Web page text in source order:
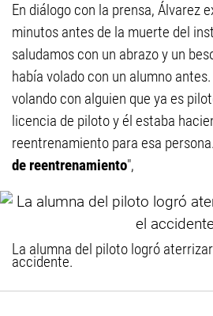
En diálogo con la prensa, Álvarez
minutos antes de la muerte del
saludamos con un abrazo y un
había volado con un alumno
volando con alguien que ya es
licencia de piloto y él estaba
reentrenamiento para esa persona.
de reentrenamiento",
La alumna del piloto logró
accidente.